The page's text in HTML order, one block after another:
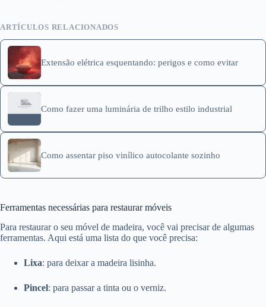
ARTÍCULOS RELACIONADOS
Extensão elétrica esquentando: perigos e como evitar
Como fazer uma luminária de trilho estilo industrial
Como assentar piso vinílico autocolante sozinho
Ferramentas necessárias para restaurar móveis
Para restaurar o seu móvel de madeira, você vai precisar de algumas
ferramentas. Aqui está uma lista do que você precisa:
Lixa: para deixar a madeira lisinha.
Pincel: para passar a tinta ou o verniz.